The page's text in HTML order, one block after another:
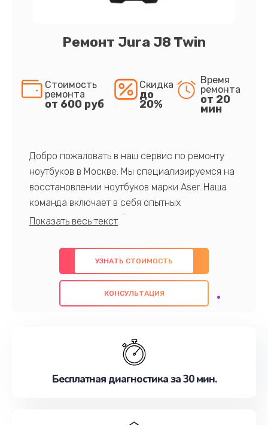
Ремонт Jura J8 Twin
Стоимость
ремонта
от 600 руб
Скидка
до
20%
Время
ремонта
от 20
мин
Добро пожаловать в наш сервис по ремонту
ноутбуков в Москве. Мы специализируемся на
восстановлении ноутбуков марки Aser. Наша
команда включает в себя опытных
профессионалов с обширными знаниями и
предлагаем быстрый и качественный ремонт с
использованием оригинальных компонентов, а
также гарантируем качество всех
проведенных работ. Наша цель - предоставить
наилучшим образом. Не медлите записаться на
УЗНАТЬ СТОИМОСТЬ
КОНСУЛЬТАЦИЯ
Бесплатная диагностика за 30 мин.